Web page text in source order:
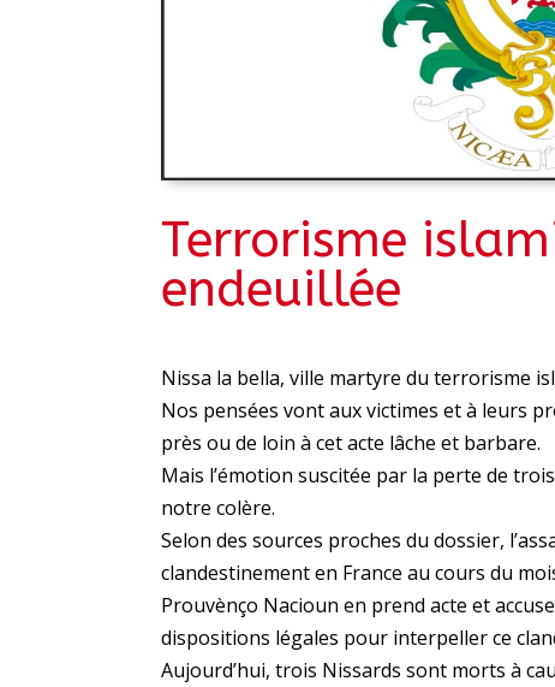
Terrorisme
endeuillée
Nissa la bella, ville martyre du terrorisme
Nos pensées vont aux victimes et à leurs
près ou de loin à cet acte lâche et barbare.
Mais l’émotion suscitée par la perte de
notre colère.
Selon des sources proches du dossier,
clandestinement en France au cours du
Prouvènço Nacioun en prend acte et
dispositions légales pour interpeller ce
Aujourd’hui, trois Nissards sont morts à